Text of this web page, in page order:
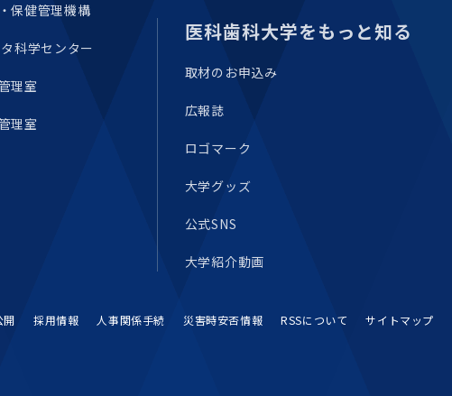
保健管理機構
科学センター
理室
理室
医科歯科大学をもっと知る
取材のお申込み
広報誌
ロゴマーク
大学グッズ
公式SNS
大学紹介動画
開 採用情報 人事関係手続 災害時安否情報 RSSについて サイトマップ